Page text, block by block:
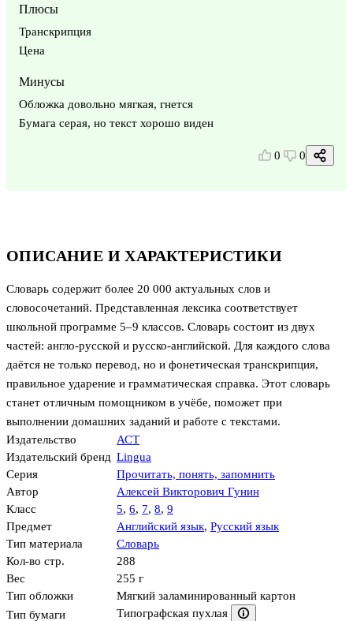
ОПИСАНИЕ И ХАРАКТЕРИСТИКИ
Словарь содержит более 20 000 актуальных слов и
словосочетаний. Представленная лексика соответствует
школьной программе 5–9 классов. Словарь состоит из двух
частей: англо-русской и русско-английской. Для каждого слова
даётся не только перевод, но и фонетическая транскрипция,
правильное ударение и грамматическая справка. Этот словарь
станет отличным помощником в учёбе, поможет при
выполнении домашних заданий и работе с текстами.
Издательство
АСТ
Издательский бренд Lingua
Серия
Прочитать, понять, запомнить
Автор
Алексей Викторович Гунин
Класс
5, 6, 7, 8, 9
Предмет
Английский язык, Русский язык
Тип материала
Словарь
Кол-во стр.
288
Вес
255 г
Тип обложки
Мягкий заламинированный картон
Тип бумаги
Типографская пухлая
Плюсы
Транскрипция
Цена
Минусы
Обложка довольно мягкая, гнется
Бумага серая, но текст хорошо виден
0 0